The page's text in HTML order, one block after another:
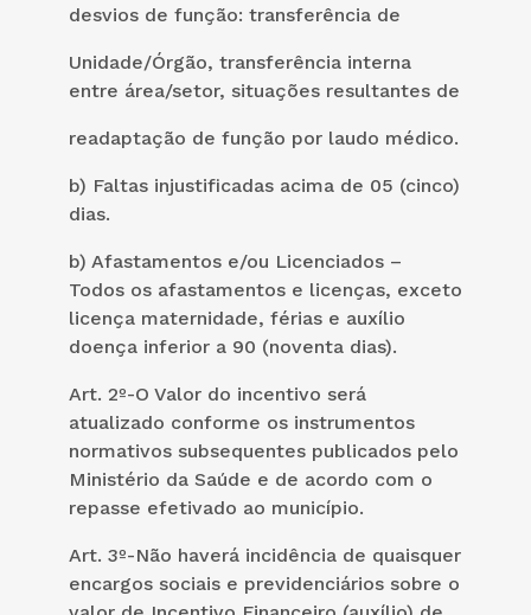
desvios de função: transferência de
Unidade/Órgão, transferência interna
entre área/setor, situações resultantes de
readaptação de função por laudo médico.
b) Faltas injustificadas acima de 05 (cinco)
dias.
b) Afastamentos e/ou Licenciados –
Todos os afastamentos e licenças, exceto
licença maternidade, férias e auxílio
doença inferior a 90 (noventa dias).
Art. 2º-O Valor do incentivo será
atualizado conforme os instrumentos
normativos subsequentes publicados pelo
Ministério da Saúde e de acordo com o
repasse efetivado ao município.
Art. 3º-Não haverá incidência de quaisquer
encargos sociais e previdenciários sobre o